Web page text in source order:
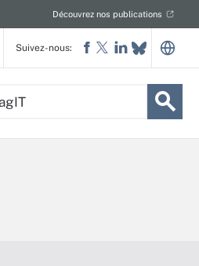
Découvrez nos publications
Suivez-nous: